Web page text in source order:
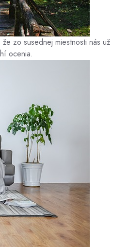
zo susednej miestnosti nás už
ocenia.